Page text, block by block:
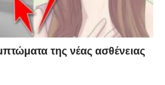
της νέας ασθένειας